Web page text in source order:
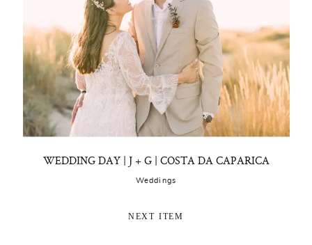
WEDDING DAY | J + G | COSTA DA CAPARICA
Weddings
NEXT ITEM